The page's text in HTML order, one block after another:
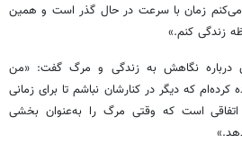
می‌کنم زمان با سرعت در حال گذر است و همین
زندگی کنم.»
درباره نگاهش به زندگی و مرگ گفت: «من
کرده‌ام که دیگر در کنارشان نباشم تا برای زمانی
است که وقتی مرگ را به‌عنوان بخشی